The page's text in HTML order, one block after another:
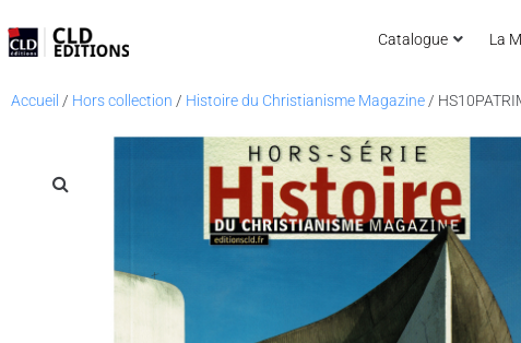
Catalogue La
Accueil / Hors collection / Histoire du Christianisme Magazine /